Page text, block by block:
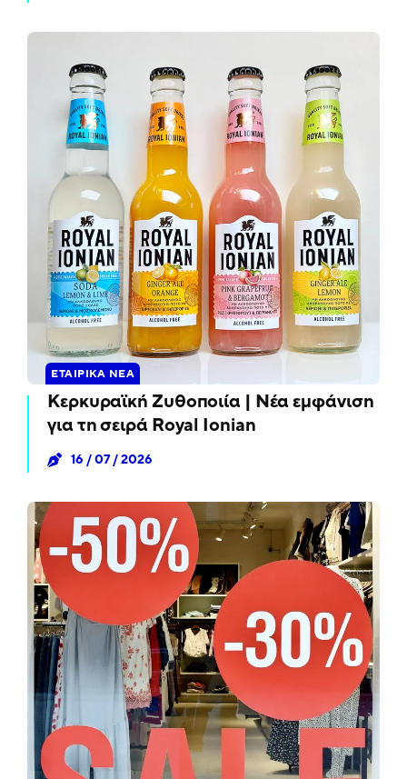
ΕΤΑΙΡΙΚΆ ΝΈΑ
Κερκυραϊκή Ζυθοποιία | Νέα εμφάνιση
για τη σειρά Royal Ionian
16 / 07 / 2026